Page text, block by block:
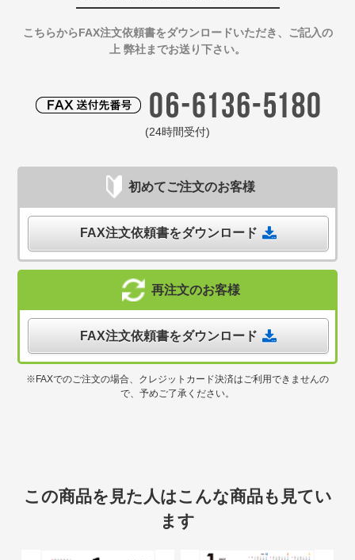
こちらからFAX注文依頼書をダウンロードいただき、ご記入の
上 弊社までお送り下さい。
(24時間受付)
初めてご注文のお客様
FAX注文依頼書をダウンロード
再注文のお客様
FAX注文依頼書をダウンロード
※FAXでのご注文の場合、クレジットカード決済はご利用できませんの
で、予めご了承ください。
この商品を見た人はこんな商品も見てい
ます